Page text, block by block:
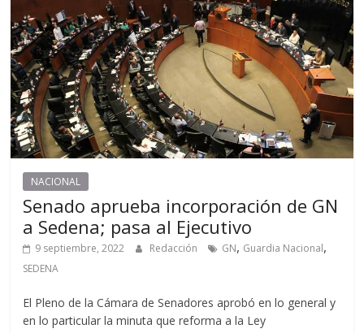
NACIONAL
Senado aprueba incorporación de GN
a Sedena; pasa al Ejecutivo
9 septiembre, 2022 Redacción GN, Guardia Nacional,
SEDENA
El Pleno de la Cámara de Senadores aprobó en lo general y
en lo particular la minuta que reforma a la Ley